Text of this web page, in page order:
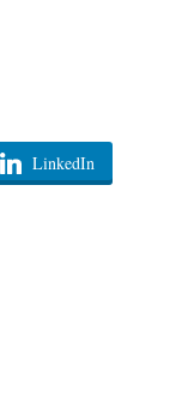
LinkedIn